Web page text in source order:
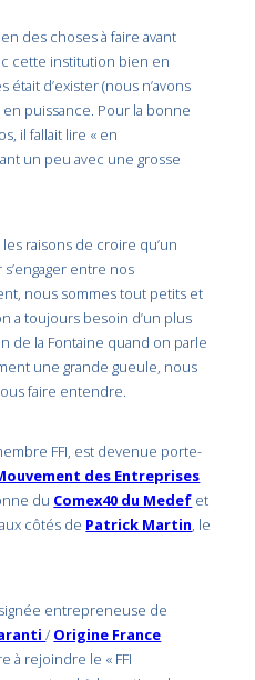
des choses à faire avant
cette institution bien en
d’exister (nous n’avons
puissance. Pour la bonne
il fallait lire « en
un peu avec une grosse
raisons de croire qu’un
entre nos
nous sommes tout petits et
a toujours besoin d’un plus
de la Fontaine quand on parle
une grande gueule, nous
faire entendre.
FFI, est devenue porte-
des Entreprises
du Comex40 du Medef et
côtés de Patrick Martin, le
entrepreneuse de
/ Origine France
à rejoindre le « FFI